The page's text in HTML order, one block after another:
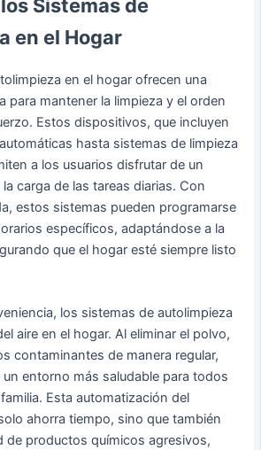
Sistemas de
en el Hogar
en el hogar ofrecen una
para mantener la limpieza y el orden
Estos dispositivos, que incluyen
hasta sistemas de limpieza
a los usuarios disfrutar de un
carga de las tareas diarias. Con
estos sistemas pueden programarse
específicos, adaptándose a la
que el hogar esté siempre listo
los sistemas de autolimpieza
aire en el hogar. Al eliminar el polvo,
contaminantes de manera regular,
entorno más saludable para todos
Esta automatización del
ahorra tiempo, sino que también
de productos químicos agresivos,